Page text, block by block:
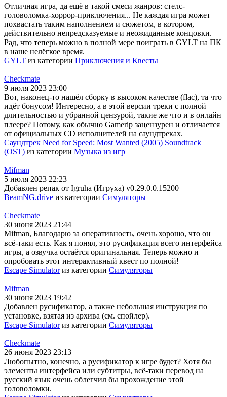
Отличная игра, да ещё в такой смеси жанров: стелс-
головоломка-хоррор-приключения... Не каждая игра может
похвастать таким наполнением и сюжетом, в котором,
действительно непредсказуемые и неожиданные концовки.
Рад, что теперь можно в полной мере поиграть в GYLT на ПК
в наше нелёгкое время.
GYLT из категории Приключения и Квесты
Checkmate
9 июля 2023 23:00
Вот, наконец-то нашёл сборку в высоком качестве (flac), та что
идёт бонусом! Интересно, а в этой версии треки с полной
длительностью и убранной цензурой, такие же что и в онлайн
плеере? Потому, как обычно Gamerip зацензурен и отличается
от официальных CD исполнителей на саундтреках.
Саундтрек Need for Speed: Most Wanted (2005) Soundtrack
(OST) из категории Музыка из игр
Mifman
5 июля 2023 22:23
Добавлен репак от Igruha (Игруха) v0.29.0.0.15200
BeamNG.drive из категории Симуляторы
Checkmate
30 июня 2023 21:44
Mifman, Благодарю за оперативность, очень хорошо, что он
всё-таки есть. Как я понял, это русификация всего интерфейса
игры, а озвучка остаётся оригинальная. Теперь можно и
опробовать этот интерактивный квест по полной!
Escape Simulatorиз категории Симуляторы
Mifman
30 июня 2023 19:42
Добавлен русификатор, а также небольшая инструкция по
установке, взятая из архива (см. спойлер).
Escape Simulatorиз категории Симуляторы
Checkmate
26 июня 2023 23:13
Любопытно, конечно, а русификатор к игре будет? Хотя бы
элементы интерфейса или субтитры, всё-таки перевод на
русский язык очень облегчил бы прохождение этой
головоломки.